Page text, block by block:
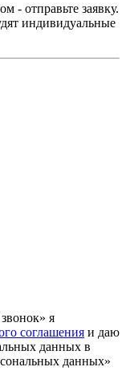
- отправьте заявку.
индивидуальные
я
соглашения и даю
данных в
данных»